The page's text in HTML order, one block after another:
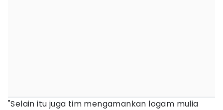
"Selain itu juga tim mengamankan logam mulia